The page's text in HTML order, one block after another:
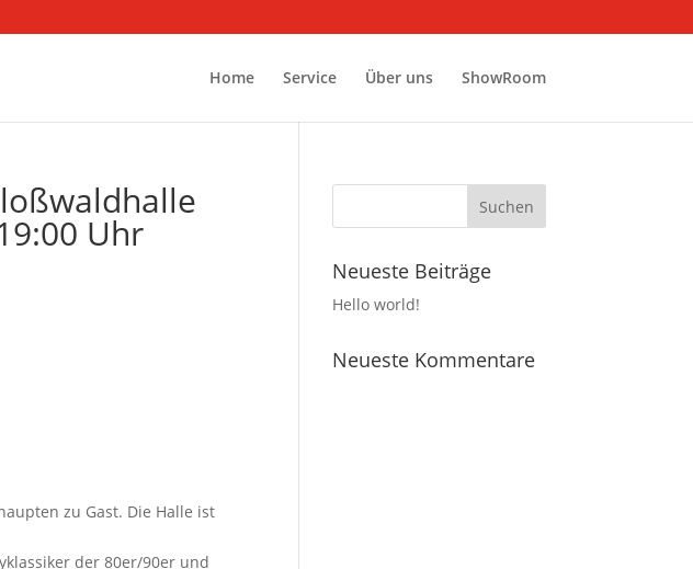
Home Service Über uns ShowRoom
Uhr
zu Gast. Die Halle ist
der 80er/90er und
Neueste Beiträge
Hello world!
Neueste Kommentare